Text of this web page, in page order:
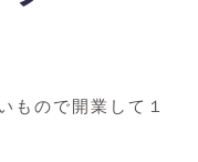
もので開業して１